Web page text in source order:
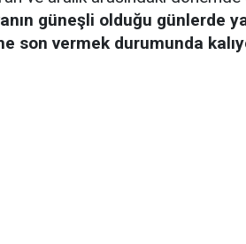
güneşli olduğu günlerde
son vermek durumunda